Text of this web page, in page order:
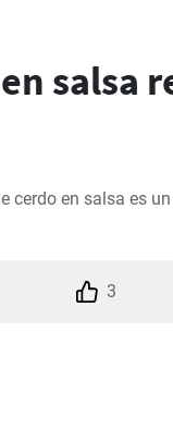
salsa
cerdo en salsa es
3